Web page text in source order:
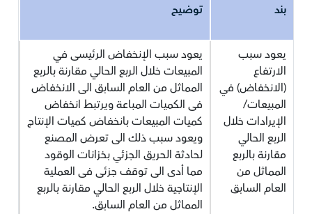
بند توضيح
يعود سبب
الارتفاع
(الانخفاض) في
المبيعات/
الإيرادات خلال
الربع الحالي
مقارنة بالربع
المماثل من
العام السابق
يعود سبب الإنخفاض الرئيسى في
المبيعات خلال الربع الحالي مقارنة بالربع
المماثل من العام السابق الى الانخفاض
فى الكميات المباعة ويرتبط انخفاض
كميات المبيعات بانخفاض كميات الإنتاج
ويعود سبب ذلك الى تعرض المصنع
لحادثة الحريق الجزئي بخزانات الوقود
مما أدى الى توقف جزئى فى العملية
الإنتاجية خلال الربع الحالي مقارنة بالربع
المماثل من العام السابق.